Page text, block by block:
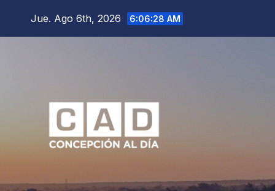
Jue. Ago 6th, 2026 6:06:30 AM